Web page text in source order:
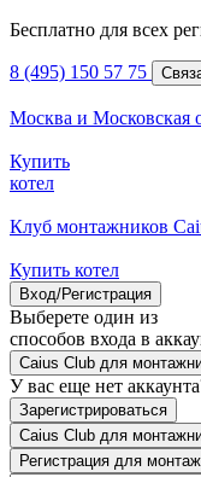
Бесплатно для всех
8 (495) 150 57 75
Москва и Московская
Купить
котел
Клуб монтажников
Купить котел
Вход/Регистрация
Выберете один из
способов входа в
Caius Club для
У вас еще нет
Зарегистрироваться
Caius Club для
Регистрация